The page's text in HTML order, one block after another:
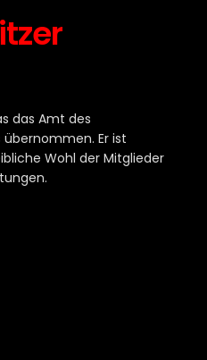
das Amt des
Er ist
Wohl der Mitglieder